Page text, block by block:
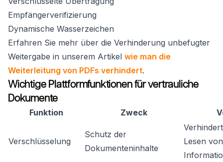
Empfängerverifizierung
Dynamische Wasserzeichen
Erfahren Sie mehr über die Verhinderung unbefugter
Weitergabe in unserem Artikel wie man die
Weiterleitung von PDFs verhindert.
Wichtige Plattformfunktionen für vertrauliche
Dokumente
Funktion Zweck
Verschlüsselung
Schutz der
Dokumenteninhalte
Lesen von